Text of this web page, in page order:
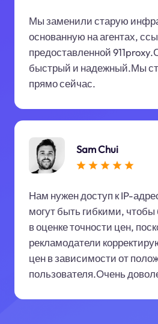
Мы заменили старую
основанную на агентах,
предоставленной
быстрый и надежный.Мы
прямо сейчас.
Sam Chui
Нам нужен доступ к IP-
могут быть гибкими,
в оценке точности цен,
рекламодатели
цен в зависимости от
пользователя.Очень